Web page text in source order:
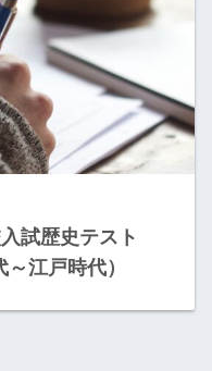
試歴史テスト
江戸時代）